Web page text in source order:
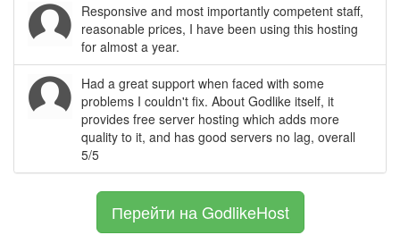
Responsive and most importantly competent staff,
reasonable prices, I have been using this hosting
for almost a year.
Had a great support when faced with some
problems I couldn't fix. About Godlike itself, it
provides free server hosting which adds more
quality to it, and has good servers no lag, overall
5/5
Перейти на GodlikeHost